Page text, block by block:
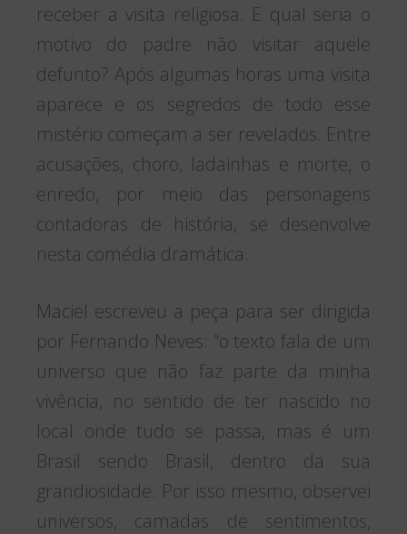
receber a visita religiosa. E qual seria o
motivo do padre não visitar aquele
defunto? Após algumas horas uma visita
aparece e os segredos de todo esse
mistério começam a ser revelados. Entre
acusações, choro, ladainhas e morte, o
enredo, por meio das personagens
contadoras de história, se desenvolve
nesta comédia dramática.
Maciel escreveu a peça para ser dirigida
por Fernando Neves: “o texto fala de um
universo que não faz parte da minha
vivência, no sentido de ter nascido no
local onde tudo se passa, mas é um
Brasil sendo Brasil, dentro da sua
grandiosidade. Por isso mesmo, observei
universos, camadas de sentimentos,